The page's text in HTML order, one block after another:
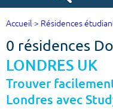
Ville, école
Accueil > Résidences
0 résidences
LONDRES UK
Trouver
Londres avec